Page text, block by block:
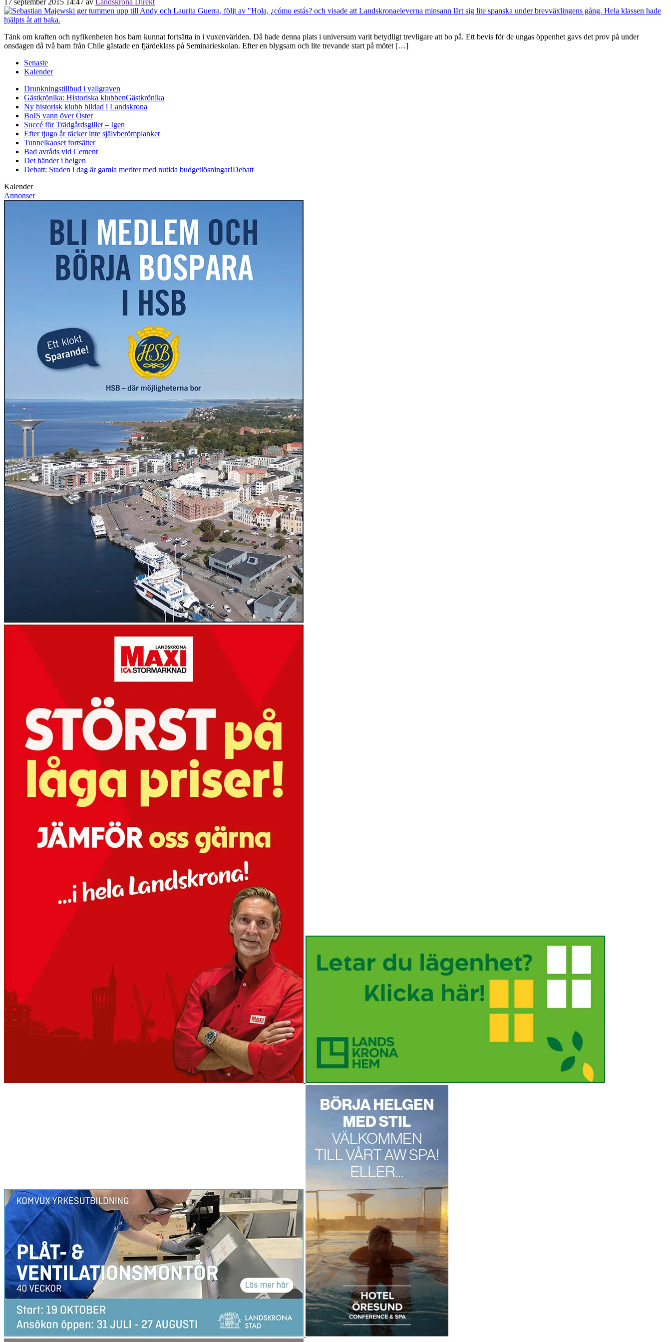
Tänk om kraften och nyfikenheten hos barn kunnat fortsätta in i vuxenvärlden. Då hade denna plats i universum varit betydligt trevligare att bo på. Ett bevis för de ungas öppenhet gavs det prov på under
onsdagen då två barn från Chile gästade en fjärdeklass på Seminarieskolan. Efter en blygsam och lite trevande start på mötet […]
Senaste
Kalender
Drunkningstillbud i vallgraven
Gästkrönika: Historiska klubbenGästkrönika
Ny historisk klubb bildad i Landskrona
BoIS vann över Öster
Succé för Trädgårdsgillet – Igen
Efter tjugo år räcker inte självberömplanket
Tunnelkaoset fortsätter
Bad avråds vid Cement
Det händer i helgen
Debatt: Staden i dag är gamla meriter med nutida budgetlösningar!Debatt
Kalender
Annonser